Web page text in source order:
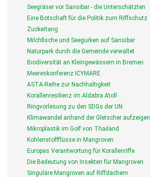
Seegräser vor Sansibar - die Unterschätzten
Eine Botschaft für die Politik zum Riffschutz
Zuckertang
Milchfische und Seegurken auf Sansibar
Naturpark durch die Gemeinde verwaltet
Biodiversität an Kleingewässern in Bremen
Meereskonferenz ICYMARE
ASTA-Reihe zur Nachhaltigkeit
Korallenresilienz im Aldabra Atoll
Ringvorlesung zu den SDGs der UN
Klimawandel anhand der Gletscher aufzeigen
Mikroplastik im Golf von Thailand
Kohlenstoffflüsse in Mangroven
Europas Verantwortung für Korallenriffe
Die Bedeutung von Insekten für Mangroven
Singuläre Mangroven auf Riffdächern